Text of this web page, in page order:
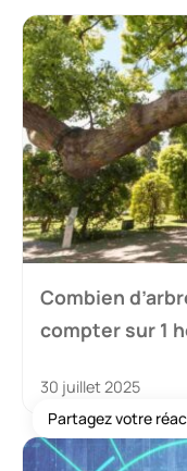
Combien
compter sur 1
30 juillet 2025
Partagez votre